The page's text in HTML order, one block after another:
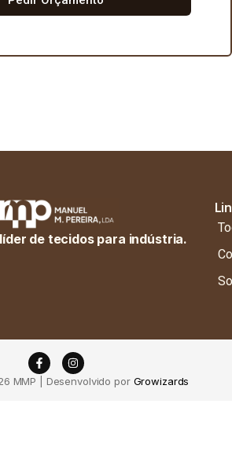
de tecidos para indústria.
MMP | Desenvolvido por Growizards